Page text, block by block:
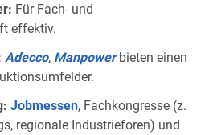
Für Fach- und
effektiv.
Adecco, Manpowerbieten einen
Jobmessen, Fachkongresse (z.
regionale Industrieforen) und